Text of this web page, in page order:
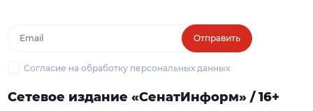
Отправить
Согласие на обработку персональных данных
Сетевое издание «СенатИнформ» / 16+